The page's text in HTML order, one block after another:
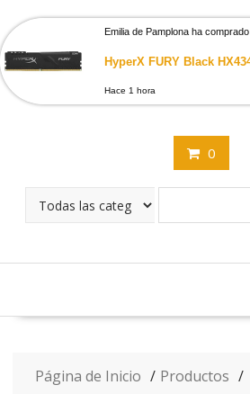
contenido
0
Página de Inicio
Productos
Emilia de Pamplona ha comprado
Hace 1 hora